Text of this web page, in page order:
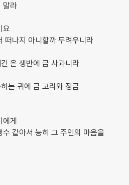
말라
요
떠나지 아니할까 두려우니라
은 쟁반에 금 사과니라
는 귀에 금 고리와 정금
게
같아서 능히 그 주인의 마음을